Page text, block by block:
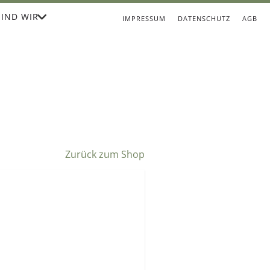
WIR IMPRESSUM DATENSCHUTZ AGB
Zurück zum Shop